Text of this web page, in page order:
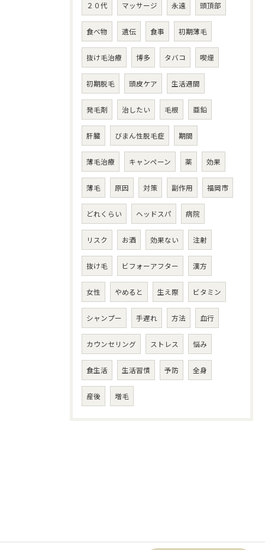
２０代 マッサージ 永遠 頭頂部
食べ物 遺伝 食事 初期薄毛
抜け毛治療 博多 タバコ 喫煙
初期脱毛 頭皮ケア 生活週間
発毛剤 治したい 毛根 亜鉛
肝臓 びまん性脱毛症 期間
薄毛治療 キャンペーン 薬 効果
薄毛 原因 対策 副作用 福岡市
どれくらい ヘッドスパ 病院
リスク お酒 効果ない 注射
抜け毛 ビフォーアフター 漢方
女性 やめると 生え際 ビタミン
シャンプー 手遅れ 方法 血行
カウンセリング ストレス 悩み
食生活 生活習慣 予防 全身
産後 増毛